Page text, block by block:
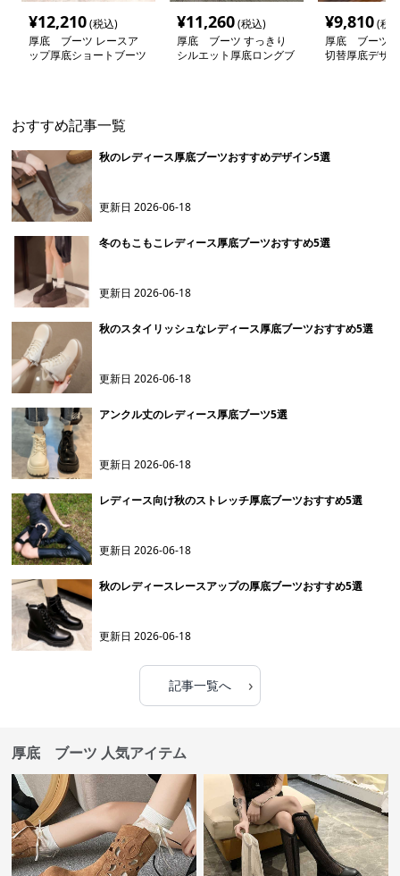
¥12,210(税込)
厚底 ブーツ レースア
ップ厚底ショートブーツ
¥11,260(税込)
厚底 ブーツ すっきり
シルエット厚底ロングブ
¥9,810(税
厚底 ブーツ
切替厚底デザ
おすすめ記事一覧
秋のレディース厚底ブーツおすすめデザイン5選
更新日2026-06-18
冬のもこもこレディース厚底ブーツおすすめ5選
更新日2026-06-18
秋のスタイリッシュなレディース厚底ブーツおすすめ5選
更新日2026-06-18
アンクル丈のレディース厚底ブーツ5選
更新日2026-06-18
レディース向け秋のストレッチ厚底ブーツおすすめ5選
更新日2026-06-18
秋のレディースレースアップの厚底ブーツおすすめ5選
更新日2026-06-18
記事一覧へ ›
厚底 ブーツ 人気アイテム